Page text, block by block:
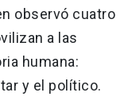
observó cuatro
a las
humana:
y el político.